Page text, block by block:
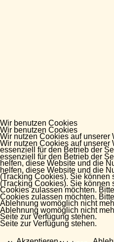
Wir benutzen Cookies
Wir nutzen Cookies auf unserer
essenziell für den Betrieb der
helfen, diese Website und die
(Tracking Cookies). Sie
Cookies zulassen möchten.
Ablehnung womöglich nicht
Seite zur Verfügung stehen.
Wir benutzen Cookies
Wir nutzen Cookies auf unserer
essenziell für den Betrieb der
helfen, diese Website und die
(Tracking Cookies). Sie
Cookies zulassen möchten.
Ablehnung womöglich nicht
Seite zur Verfügung stehen.